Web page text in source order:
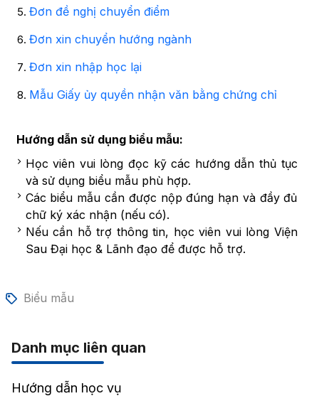
Đơn đề nghị chuyển điểm
Đơn xin chuyển hướng ngành
Đơn xin nhập học lại
Mẫu Giấy ủy quyền nhận văn bằng chứng chỉ
Hướng dẫn sử dụng biểu mẫu:
Học viên vui lòng đọc kỹ các hướng dẫn thủ tục
và sử dụng biểu mẫu phù hợp.
Các biểu mẫu cần được nộp đúng hạn và đầy đủ
chữ ký xác nhận (nếu có).
Nếu cần hỗ trợ thông tin, học viên vui lòng Viện
Sau Đại học & Lãnh đạo để được hỗ trợ.
Biểu mẫu
Danh mục liên quan
Hướng dẫn học vụ